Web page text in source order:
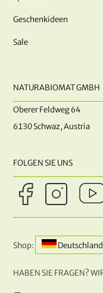
Geschenkideen
Sale
NATURABIOMAT GMBH
Oberer Feldweg 64
6130 Schwaz, Austria
FOLGEN SIE UNS
Shop:
HABEN SIE FRAGEN?